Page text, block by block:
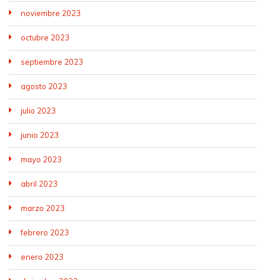
noviembre 2023
octubre 2023
septiembre 2023
agosto 2023
julio 2023
junio 2023
mayo 2023
abril 2023
marzo 2023
febrero 2023
enero 2023